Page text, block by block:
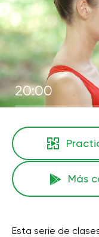
20:00
Más
Esta serie de